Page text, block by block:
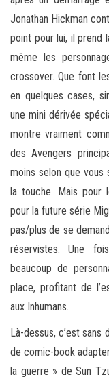
Jonathan Hickman
point pour lui, il prend
même les
crossover. Que font
en quelques cases,
une mini dérivée
montre vraiment
des Avengers
moins selon que vous
la touche. Mais pour
pour la future série
pas/plus de se
réservistes. Une
beaucoup de
place, profitant de
aux Inhumans.
Là-dessus, c’est
de comic-book
la guerre » de Sun